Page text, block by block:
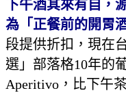
下午酒其來有自，
為「正餐前的開胃酒
段提供折扣，現在
選」部落格10年的
Aperitivo，比下午